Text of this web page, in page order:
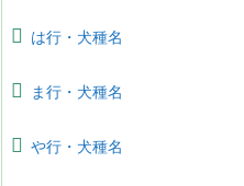
は行・犬種名
ま行・犬種名
や行・犬種名